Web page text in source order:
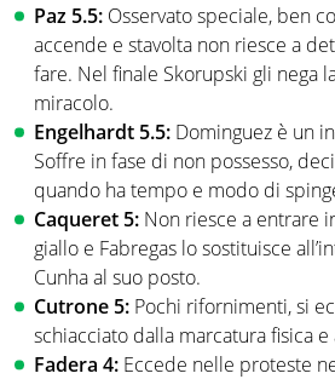
Paz 5.5: Osservato speciale, ben
accende e stavolta non riesce a
fare. Nel finale Skorupski gli nega
miracolo.
Engelhardt 5.5: Dominguez è un
Soffre in fase di non possesso,
quando ha tempo e modo di
Caqueret 5: Non riesce a entrare
giallo e Fabregas lo sostituisce
Cunha al suo posto.
Cutrone 5: Pochi rifornimenti, si
schiacciato dalla marcatura fisica
Fadera 4: Eccede nelle proteste